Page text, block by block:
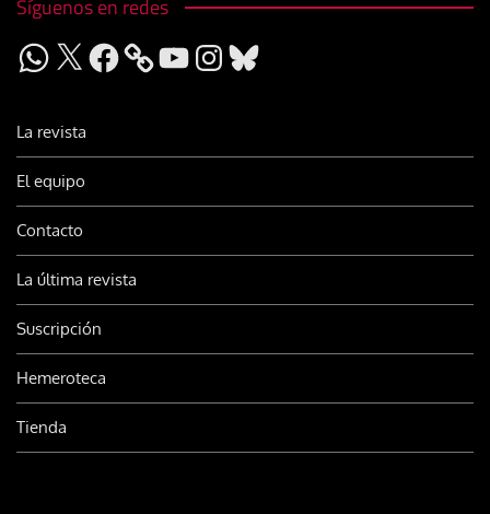
Síguenos en redes
WhatsApp
X Facebook YouTubeInstagram
Bluesky
La revista
El equipo
Contacto
La última revista
Suscripción
Hemeroteca
Tienda